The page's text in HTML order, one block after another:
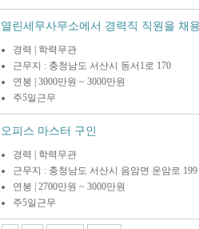
열린세무사무소에서 경력직 직원을 채
경력 | 학력무관
근무지 : 충청남도 서산시 동서1로 170
연봉 | 3000만원 ~ 3000만원
주5일근무
오피스 마스터 구인
경력 | 학력무관
근무지 : 충청남도 서산시 음암면 운암로 199
연봉 | 2700만원 ~ 3000만원
주5일근무